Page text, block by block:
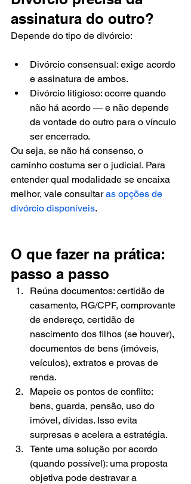
assinatura do outro?
Depende do tipo de divórcio:
Divórcio consensual: exige acordo
e assinatura de ambos.
Divórcio litigioso: ocorre quando
não há acordo — e não depende
da vontade do outro para o vínculo
ser encerrado.
Ou seja, se não há consenso, o
caminho costuma ser o judicial. Para
entender qual modalidade se encaixa
melhor, vale consultar as opções de
divórcio disponíveis.
O que fazer na prática:
passo a passo
Reúna documentos: certidão de
casamento, RG/CPF, comprovante
de endereço, certidão de
nascimento dos filhos (se houver),
documentos de bens (imóveis,
veículos), extratos e provas de
renda.
Mapeie os pontos de conflito:
bens, guarda, pensão, uso do
imóvel, dívidas. Isso evita
surpresas e acelera a estratégia.
Tente uma solução por acordo
(quando possível): uma proposta
objetiva pode destravar a